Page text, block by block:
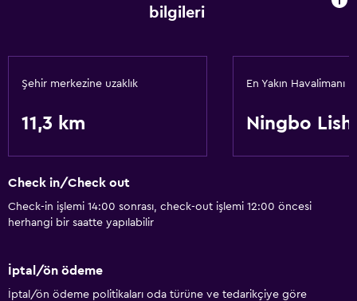
bilgileri
Şehir merkezine uzaklık
11,3 km
En Yakın Havalimanı
Ningbo
Check in/Check out
Check-in işlemi 14:00 sonrası, check-out işlemi 12:00 öncesi
herhangi bir saatte yapılabilir
İptal/ön ödeme
İptal/ön ödeme politikaları oda türüne ve tedarikçiye göre